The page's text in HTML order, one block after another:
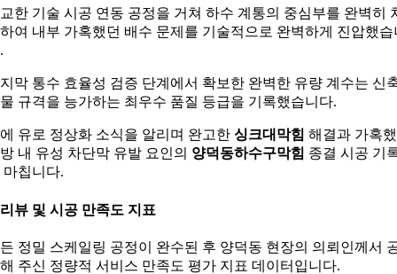
한 기술 시공 연동 공정을 거쳐 하수 계통의 중심부를 완벽히
여 내부 가혹했던 배수 문제를 기술적으로 완벽하게 진압했습
막 통수 효율성 검증 단계에서 확보한 완벽한 유량 계수는 신
규격을 능가하는 최우수 품질 등급을 기록했습니다.
유로 정상화 소식을 알리며 완고한 싱크대막힘 해결과 가혹
내 유성 차단막 유발 요인의 양덕동하수구막힘 종결 시공 기
마칩니다.
뷰 및 시공 만족도 지표
정밀 스케일링 공정이 완수된 후 양덕동 현장의 의뢰인께서
주신 정량적 서비스 만족도 평가 지표 데이터입니다.